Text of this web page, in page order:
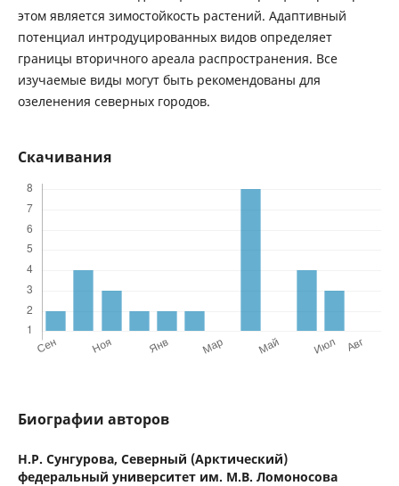
этом является зимостойкость растений. Адаптивный
потенциал интродуцированных видов определяет
границы вторичного ареала распространения. Все
изучаемые виды могут быть рекомендованы для
озеленения северных городов.
Скачивания
Биографии авторов
Н.Р. Сунгурова, Северный (Арктический)
федеральный университет им. М.В. Ломоносова